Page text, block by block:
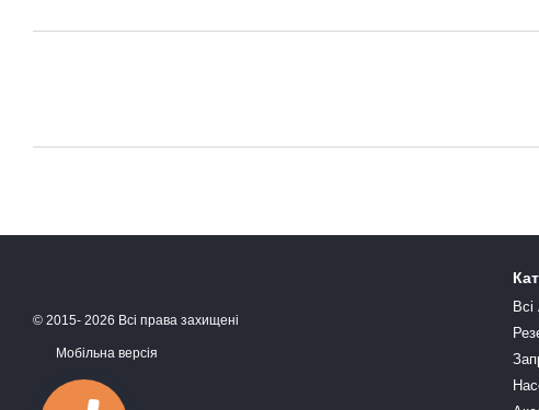
© 2015- 2026 Всі права захищені
Мобільна версія